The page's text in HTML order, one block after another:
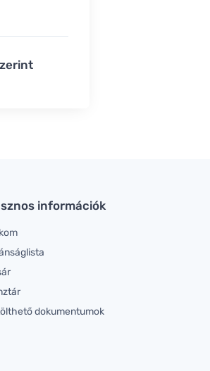
információk
dokumentumok